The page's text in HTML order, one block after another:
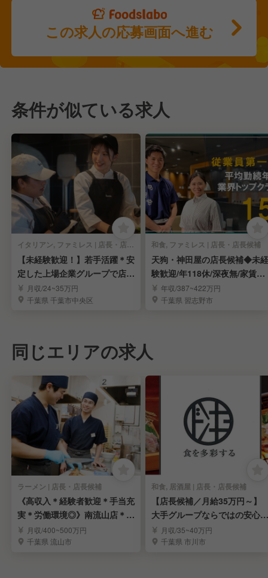
この求人の応募画面へ進む
条件が似ている求人
イタリアン, ファミレス | 店長・店長候補
【未経験歓迎！】若手活躍＊安
定した上場企業グループで店長
を目指しませんか？
月収/24~35万円
千葉県 千葉市中央区
和食, ファミレス | 店長・店長候補
天狗・神田屋の店長候補◆未経
験歓迎/年118休/深夜無/家賃補
助半額/上場
年収/387~422万円
千葉県 習志野市
同じエリアの求人
ラーメン | 店長・店長候補
《高収入＊経験者歓迎＊手当充
実＊労働環境◎》南流山店＊ラ
ーメン店長候補募集
月収/400~500万円
千葉県 流山市
和食, 居酒屋 | 店長・店長候補
【店長候補／月給35万円～】
大手グループならではの安心環
境で長く活躍
月収/35~40万円
千葉県 市川市